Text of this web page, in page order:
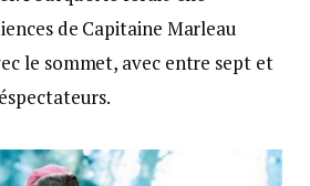
de Capitaine Marleau
le sommet, avec entre sept et